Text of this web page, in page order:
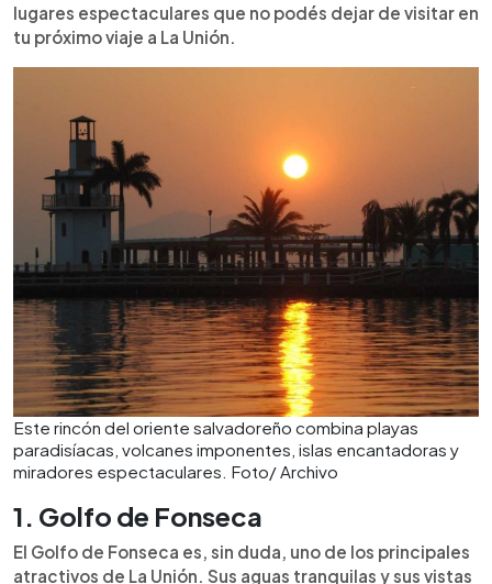
lugares espectaculares que no podés dejar de visitar en
tu próximo viaje a La Unión.
Este rincón del oriente salvadoreño combina playas
paradisíacas, volcanes imponentes, islas encantadoras y
miradores espectaculares. Foto/ Archivo
1. Golfo de Fonseca
El Golfo de Fonseca es, sin duda, uno de los principales
atractivos de La Unión. Sus aguas tranquilas y sus vistas